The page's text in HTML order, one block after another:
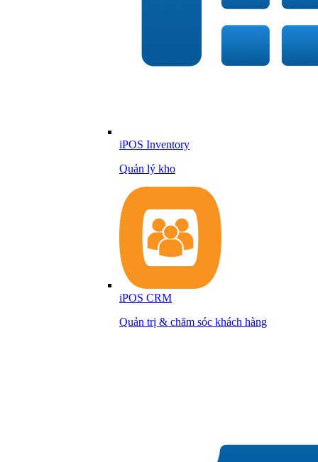
iPOS Inventory
Quản lý kho
iPOS CRM
Quản trị & chăm sóc khách hàng